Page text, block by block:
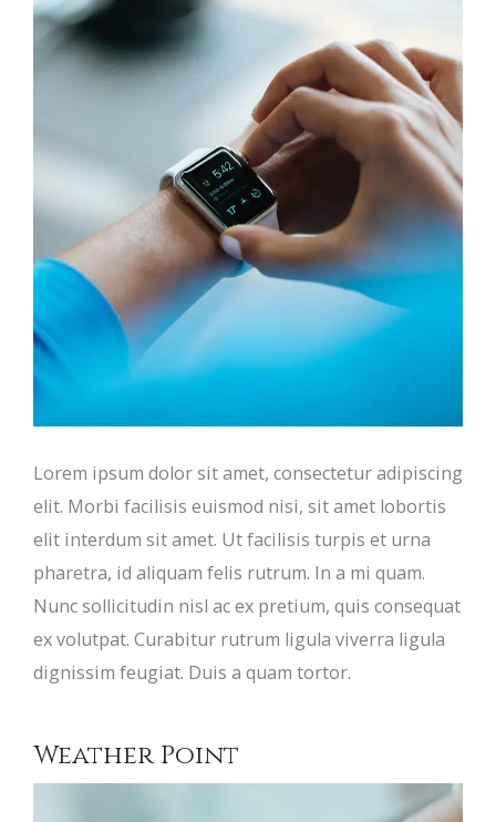
Lorem ipsum dolor sit amet, consectetur adipiscing
elit. Morbi facilisis euismod nisi, sit amet lobortis
elit interdum sit amet. Ut facilisis turpis et urna
pharetra, id aliquam felis rutrum. In a mi quam.
Nunc sollicitudin nisl ac ex pretium, quis consequat
ex volutpat. Curabitur rutrum ligula viverra ligula
dignissim feugiat. Duis a quam tortor.
Weather Point